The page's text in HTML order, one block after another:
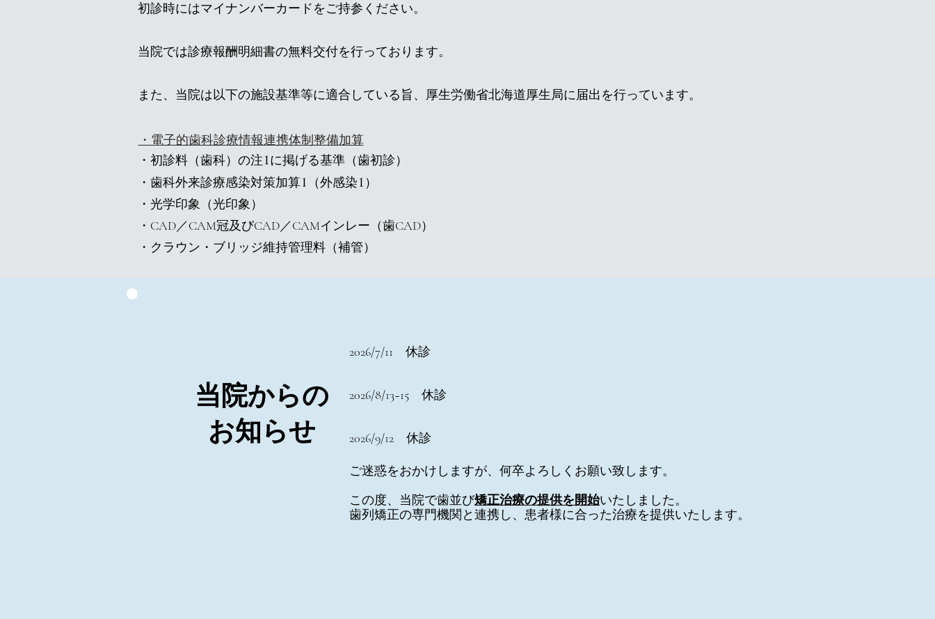
初診時にはマイナンバーカードをご持参ください。
当院では診療報酬明細書の無料交付を行っております。
また、当院は以下の施設基準等に適合している旨、厚生労働省北海道厚生局に届出を行っています。
・初診料（歯科）の注 1 に掲げる基準（歯初診）
・歯科外来診療感染対策加算1 （外感染 1 ）
・光学印象（光印象）
・CAD／CAM冠及びCAD／CAMインレー（歯CAD）
・クラウン・ブリッジ維持管理料（補管）
・電子的歯科診療情報連携体制整備加算
当院からの
​お知らせ
2026/7/11 休診
2026/8/13~15 休診
2026/9/12 休診
​ご迷惑をおかけしますが、何卒よろしくお願い致します。
この度、当院で歯並び矯正治療の提供を開始いたし ました。
​歯列矯正の専門機関と連携し、患者様に合った治療を提供いたします。